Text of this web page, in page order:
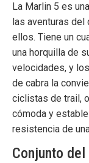
La Marlin 5 es
las aventuras
ellos. Tiene un
una horquilla de
velocidades, y
de cabra la
ciclistas de trail,
cómoda y
resistencia de
Conjunto del